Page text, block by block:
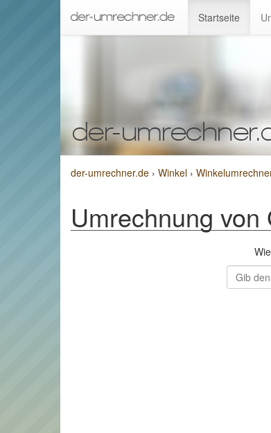
Startseite
der-umrechner.de › Winkel ›
Umrechnung